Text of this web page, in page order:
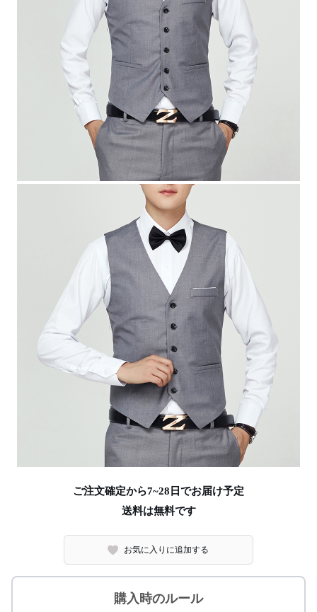
ご注文確定から7~28日でお届け予定
送料は無料です
お気に入りに追加する
購入時のルール